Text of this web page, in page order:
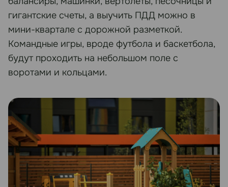
гигантские счеты, а выучить ПДД можно в
мини-квартале с дорожной разметкой.
Командные игры, вроде футбола и баскетбола,
будут проходить на небольшом поле с
воротами и кольцами.